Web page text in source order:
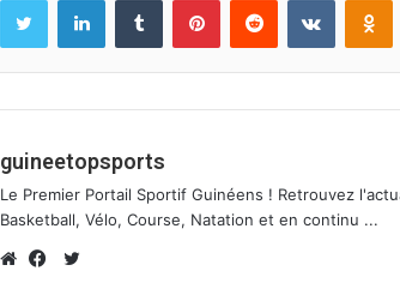
guineetopsports
Le Premier Portail Sportif Guinéens ! Retrouvez
Basketball, Vélo, Course, Natation et en continu ...